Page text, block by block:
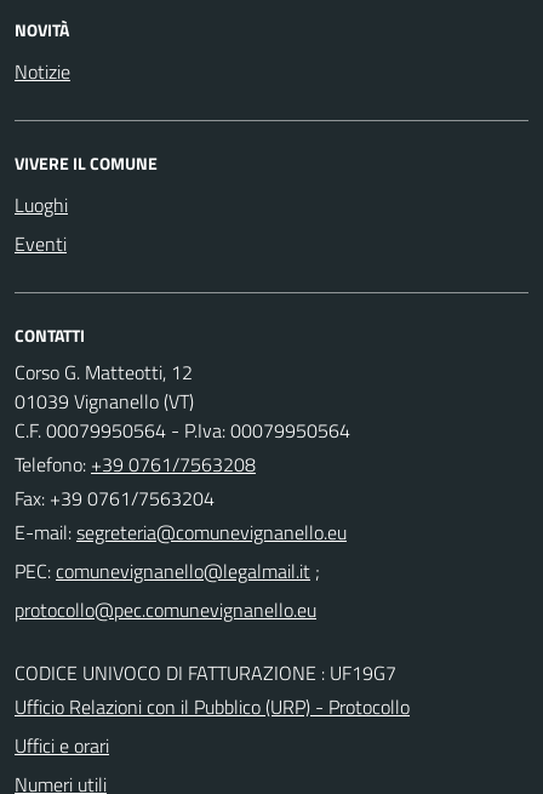
NOVITÀ
Notizie
VIVERE IL COMUNE
Luoghi
Eventi
CONTATTI
Corso G. Matteotti, 12
01039 Vignanello (VT)
C.F. 00079950564 - P.Iva: 00079950564
Telefono: +39 0761/7563208
Fax: +39 0761/7563204
E-mail:
PEC:
;
CODICE UNIVOCO DI FATTURAZIONE : UF19G7
Ufficio Relazioni con il Pubblico (URP) - Protocollo
Uffici e orari
Numeri utili